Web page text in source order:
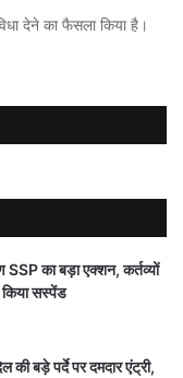
देने का फैसला किया है।
का बड़ा एक्शन, कर्तव्यों
किया सस्पेंड
की बड़े पर्दे पर दमदार एंट्री,